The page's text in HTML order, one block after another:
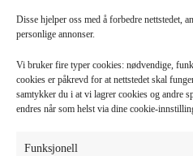
Disse hjelper oss med å forbedre nettstedet,
personlige annonser.
Vi bruker fire typer cookies: nødvendige,
cookies er påkrevd for at nettstedet skal
samtykker du i at vi lagrer cookies og andre
endres når som helst via dine cookie-
Funksjonell